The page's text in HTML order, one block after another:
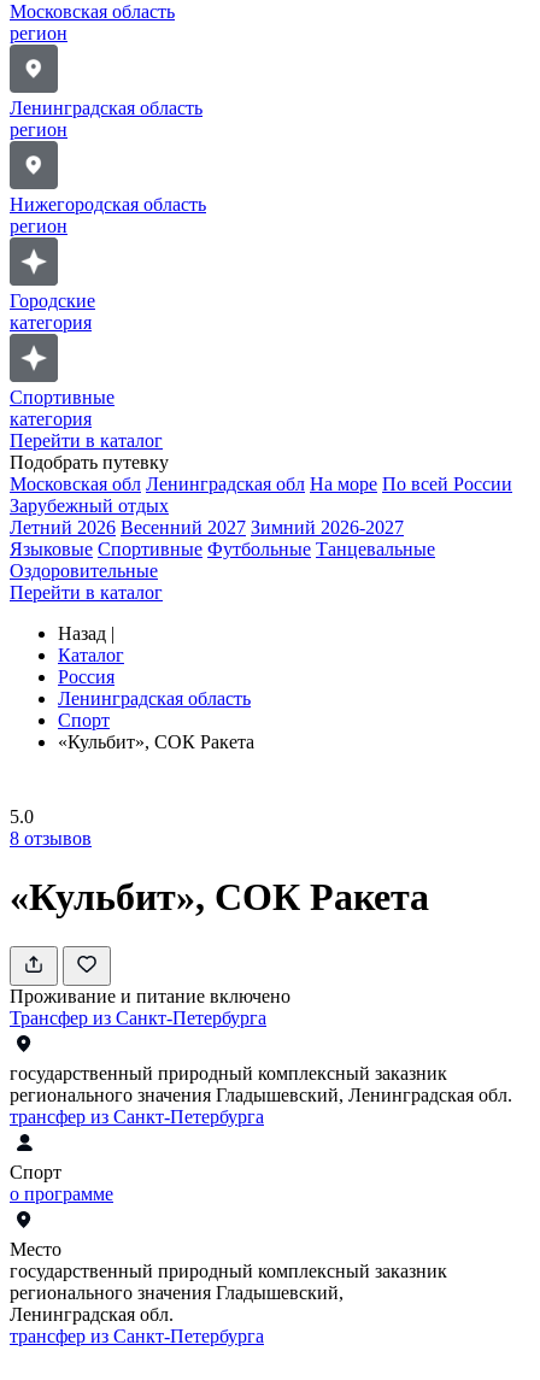
Московская область
регион
Ленинградская область
регион
Нижегородская область
регион
Городские
категория
Спортивные
категория
Перейти в каталог
Подобрать путевку
Московская обл Ленинградская обл На море По всей России
Зарубежный отдых
Летний 2026 Весенний 2027 Зимний 2026-2027
Языковые Спортивные Футбольные Танцевальные
Оздоровительные
Перейти в каталог
Назад |
Каталог
Россия
Ленинградская область
Спорт
«Кульбит», СОК Ракета
5.0
8 отзывов
«Кульбит», СОК Ракета
Проживание и питание включено
Трансфер из Санкт-Петербурга
государственный природный комплексный заказник
регионального значения Гладышевский, Ленинградская обл.
трансфер из Санкт-Петербурга
Спорт
о программе
Место
государственный природный комплексный заказник
регионального значения Гладышевский,
Ленинградская обл.
трансфер из Санкт-Петербурга